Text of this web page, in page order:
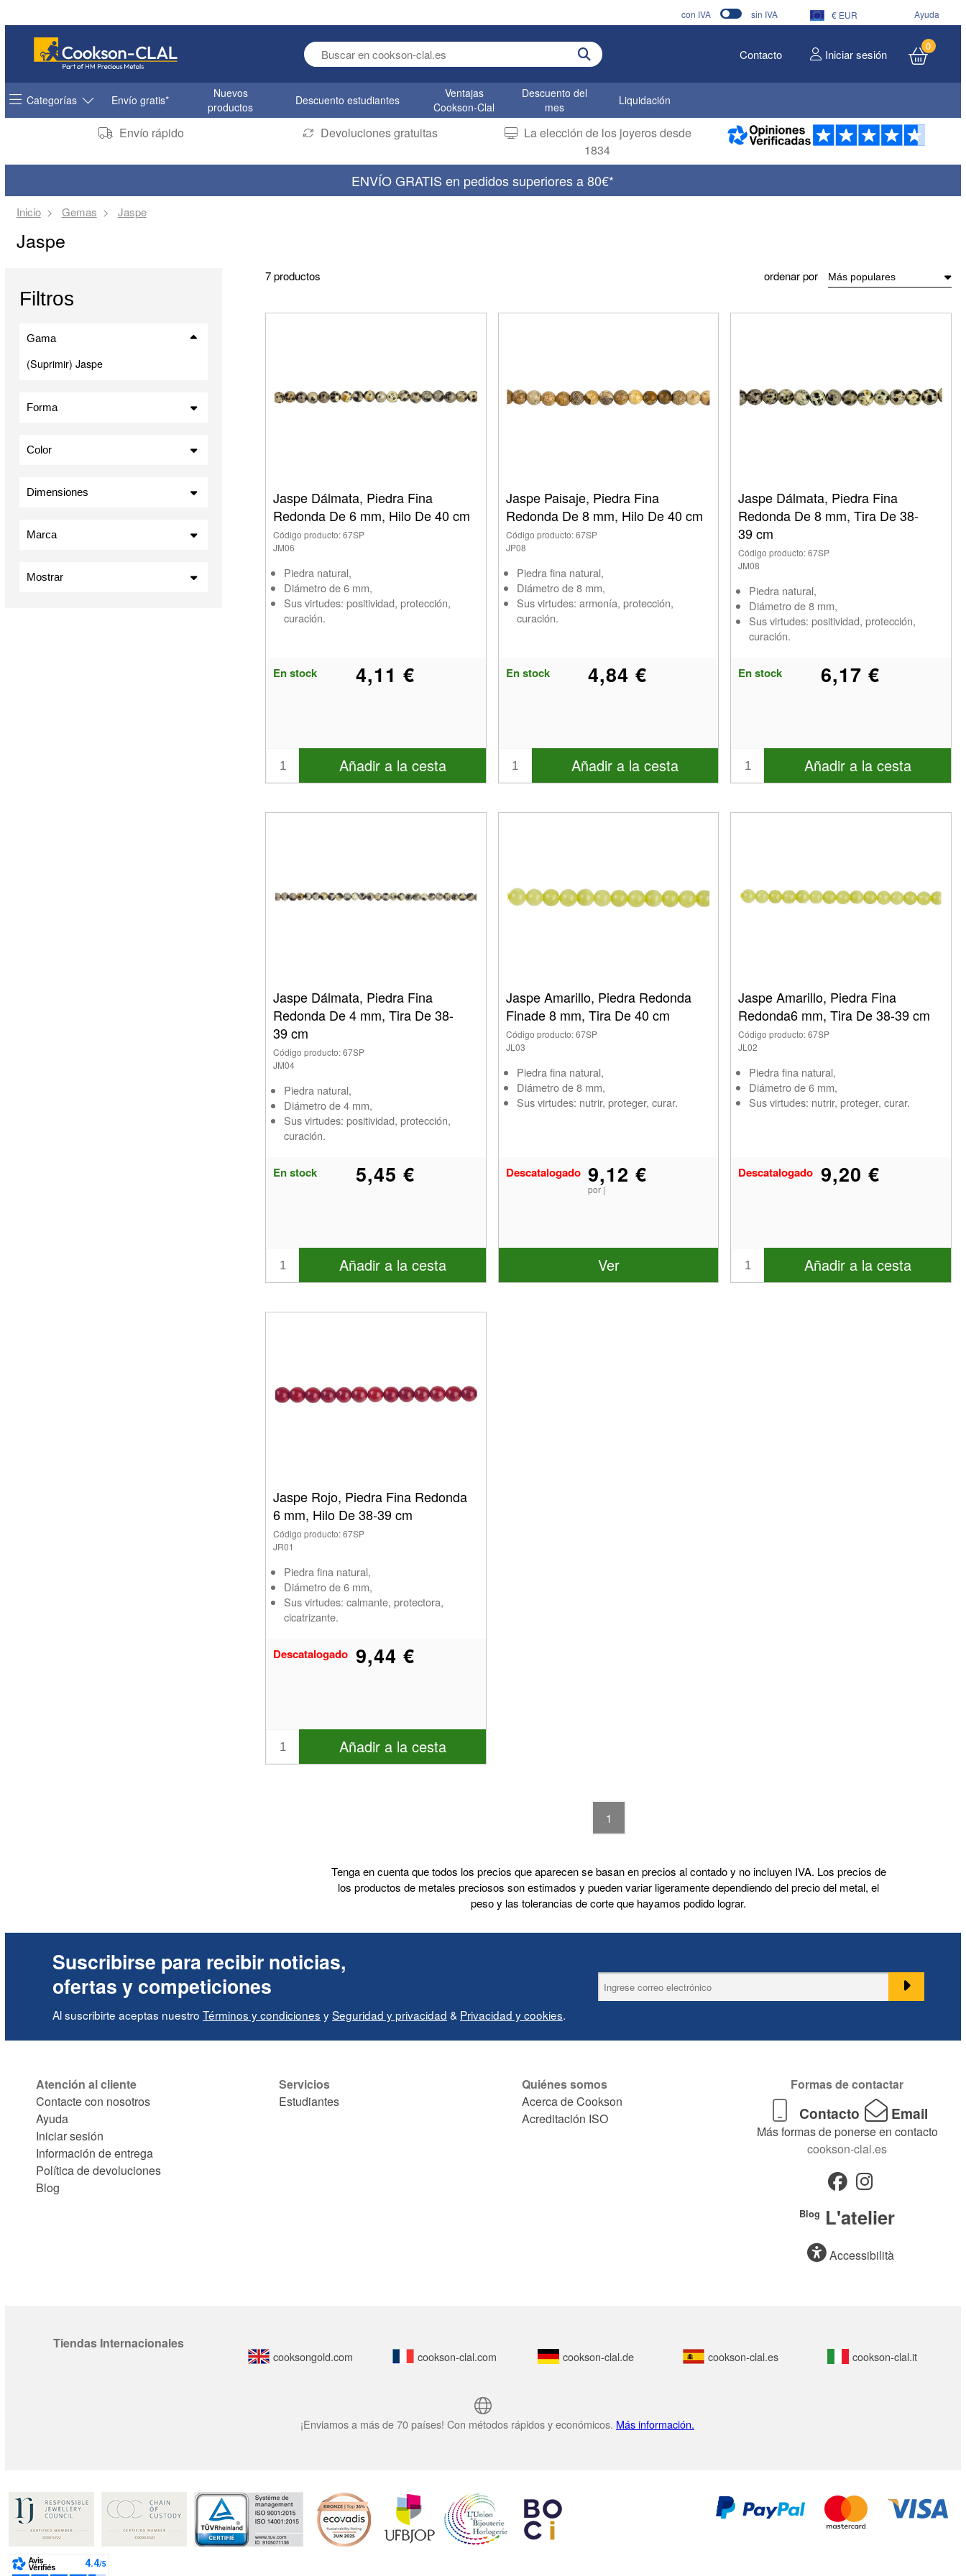
con IVA sin IVA € EUR Ayuda
Enter search term Contacto Iniciar sesión
0
Categorías Envío gratis*
Nuevos
productos
Descuento estudiantes
Ventajas
Cookson-Clal
Descuento del
mes
Liquidación
Envío rápido Devoluciones gratuitas
La elección de los joyeros desde
1834
ENVÍO GRATIS en pedidos superiores a 80€*
Inicio Gemas Jaspe
Jaspe
Filtros
Gama
(Suprimir) Jaspe
Forma
Color
Gris (3)
Rojo (1)
Dimensiones
6,00 mm (3)
Marca
Mostrar
7 productos ordenar por
Jaspe Dálmata, Piedra Fina
Redonda De 6 mm, Hilo De 40 cm
Código producto: 67SP
JM06
Piedra natural,
Diámetro de 6 mm,
Sus virtudes: positividad, protección,
curación.
En stock 4,11 €
Añadir a la cesta
Jaspe Paisaje, Piedra Fina
Redonda De 8 mm, Hilo De 40 cm
Código producto: 67SP
JP08
Piedra fina natural,
Diámetro de 8 mm,
Sus virtudes: armonía, protección,
curación.
En stock 4,84 €
Añadir a la cesta
Jaspe Dálmata, Piedra Fina
Redonda De 8 mm, Tira De 38-
39 cm
Código producto: 67SP
JM08
Piedra natural,
Diámetro de 8 mm,
Sus virtudes: positividad, protección,
curación.
En stock 6,17 €
Añadir a la cesta
Jaspe Dálmata, Piedra Fina
Redonda De 4 mm, Tira De 38-
39 cm
Código producto: 67SP
JM04
Piedra natural,
Diámetro de 4 mm,
Sus virtudes: positividad, protección,
curación.
En stock 5,45 €
Añadir a la cesta
Jaspe Amarillo, Piedra Redonda
Finade 8 mm, Tira De 40 cm
Código producto: 67SP
JL03
Piedra fina natural,
Diámetro de 8 mm,
Sus virtudes: nutrir, proteger, curar.
Descatalogado 9,12 €
por |
Ver
Jaspe Amarillo, Piedra Fina
Redonda6 mm, Tira De 38-39 cm
Código producto: 67SP
JL02
Piedra fina natural,
Diámetro de 6 mm,
Sus virtudes: nutrir, proteger, curar.
Descatalogado 9,20 €
Añadir a la cesta
Jaspe Rojo, Piedra Fina Redonda
6 mm, Hilo De 38-39 cm
Código producto: 67SP
JR01
Piedra fina natural,
Diámetro de 6 mm,
Sus virtudes: calmante, protectora,
cicatrizante.
Descatalogado 9,44 €
Añadir a la cesta
1
Tenga en cuenta que todos los precios que aparecen se basan en precios al contado y no incluyen IVA. Los precios de
los productos de metales preciosos son estimados y pueden variar ligeramente dependiendo del precio del metal, el
peso y las tolerancias de corte que hayamos podido lograr.
Suscribirse para recibir noticias,
ofertas y competiciones
Al suscribirte aceptas nuestro Términos y condiciones ySeguridad y privacidad & Privacidad y cookies.
Formas de contactar
Contacto Email
Más formas de ponerse en contacto
cookson-clal.es
Blog L'atelier
Accessibilità
Atención al cliente
Contacte con nosotros
Ayuda
Iniciar sesión
Información de entrega
Política de devoluciones
Blog
Servicios
Estudiantes
Quiénes somos
Acerca de Cookson
Acreditación ISO
Tiendas Internacionales
cooksongold.com cookson-clal.com cookson-clal.de cookson-clal.es cookson-clal.it
¡Enviamos a más de 70 países! Con métodos rápidos y económicos. Más información.